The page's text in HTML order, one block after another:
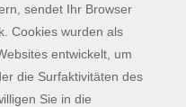
Kontaktformular
Impressum
sendet Ihr Browser
Cookies wurden als
entwickelt, um
die Surfaktivitäten des
Sie in die